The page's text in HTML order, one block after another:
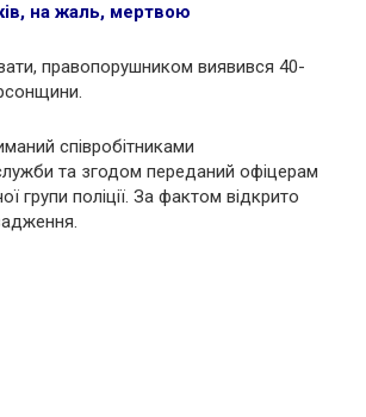
на жаль, мepтвою
правопорушником виявився 40-
співробітниками
та згодом переданий офіцерам
групи поліції. За фактом відкрито